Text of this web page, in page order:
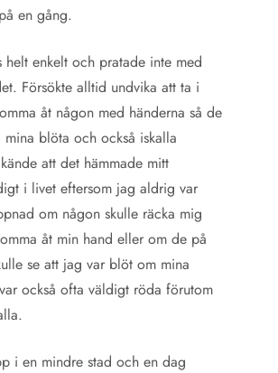
en gång.
helt enkelt och pratade inte med
Försökte alltid undvika att ta i
åt någon med händerna så de
mina blöta och också iskalla
att det hämmade mitt
i livet eftersom jag aldrig var
om någon skulle räcka mig
åt min hand eller om de på
se att jag var blöt om mina
också ofta väldigt röda förutom
i en mindre stad och en dag